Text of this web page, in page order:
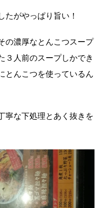
がやっぱり旨い！
の濃厚なとんこつスープ
３人前のスープしかでき
とんこつを使っているん
寧な下処理とあく抜きを